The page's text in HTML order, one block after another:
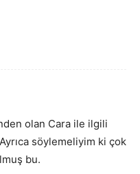
olan Cara ile ilgili
söylemeliyim ki çok
bu.